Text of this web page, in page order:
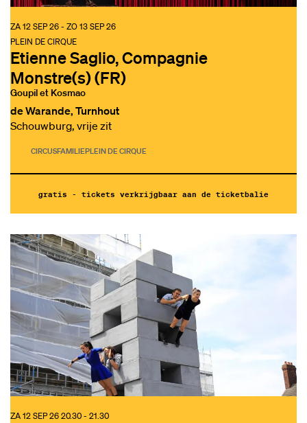
Etienne Saglio, Compagnie
Monstre(s) (FR)
Goupil et Kosmao
PLEIN DE CIRQUE
ZA 12 SEP 26- ZO 13 SEP 26
de Warande, Turnhout
Schouwburg, vrije zit
CIRCUSFAMILIEPLEIN DE CIRQUE
gratis - tickets verkrijgbaar aan de ticketbalie
ZA 12 SEP 2620.30 - 21.30